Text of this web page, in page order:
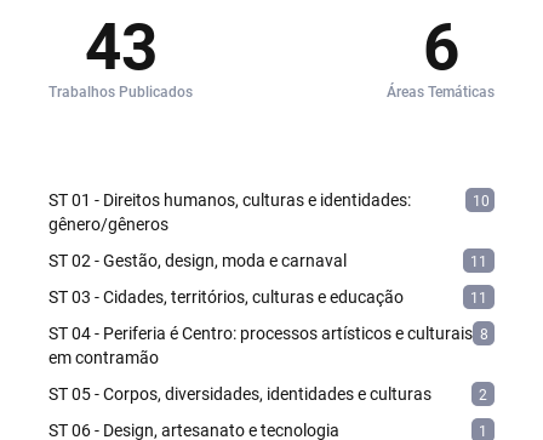
43
Trabalhos Publicados
6
Áreas Temáticas
ST 01 - Direitos humanos, culturas e identidades:
gênero/gêneros
10
ST 02 - Gestão, design, moda e carnaval 11
ST 03 - Cidades, territórios, culturas e educação 11
ST 04 - Periferia é Centro: processos artísticos e culturais
em contramão
8
ST 05 - Corpos, diversidades, identidades e culturas 2
ST 06 - Design, artesanato e tecnologia 1